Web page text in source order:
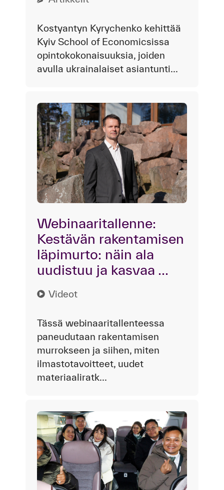
Kostyantyn Kyrychenko kehittää
Kyiv School of Economicsissa
opintokokonaisuuksia, joiden
avulla ukrainalaiset asiantunti...
Webinaaritallenne:
Kestävän rakentamisen
läpimurto: näin ala
uudistuu ja kasvaa ...
Videot
Tässä webinaaritallenteessa
paneudutaan rakentamisen
murrokseen ja siihen, miten
ilmastotavoitteet, uudet
materiaaliratk...